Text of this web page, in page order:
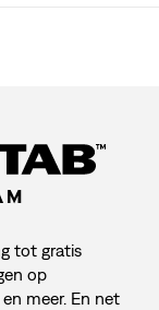
tot gratis
op
meer. En net